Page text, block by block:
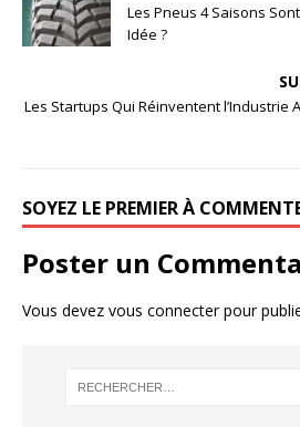
Les Pneus 4 Saisons
Idée ?
Les Startups Qui Réinventent l’Industrie
SOYEZ LE PREMIER À
Poster un
Vous devez vous connecterpour